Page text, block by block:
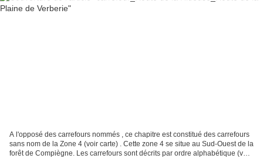
A l'opposé des carrefours nommés , ce chapitre est constitué des carrefours
sans nom de la Zone 4 (voir carte) . Cette zone 4 se situe au Sud-Ouest de la
forêt de Compiègne. Les carrefours sont décrits par ordre alphabétique (voir